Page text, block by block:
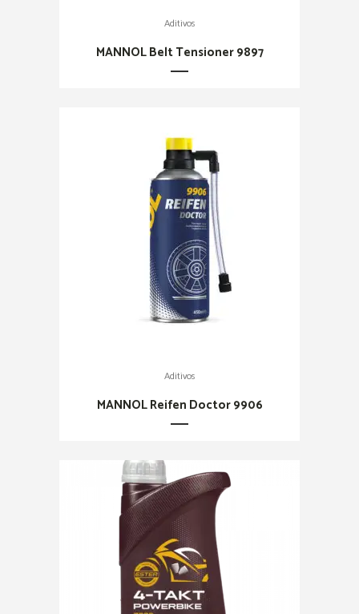
Aditivos
MANNOL Belt Tensioner 9897
Aditivos
MANNOL Reifen Doctor 9906